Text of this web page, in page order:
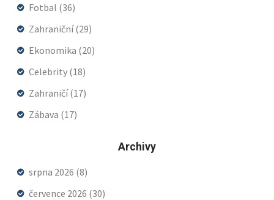
Fotbal (36)
Zahraniční(29)
Ekonomika (20)
Celebrity (18)
Zahraničí(17)
Zábava (17)
Archivy
srpna 2026 (8)
července 2026 (30)